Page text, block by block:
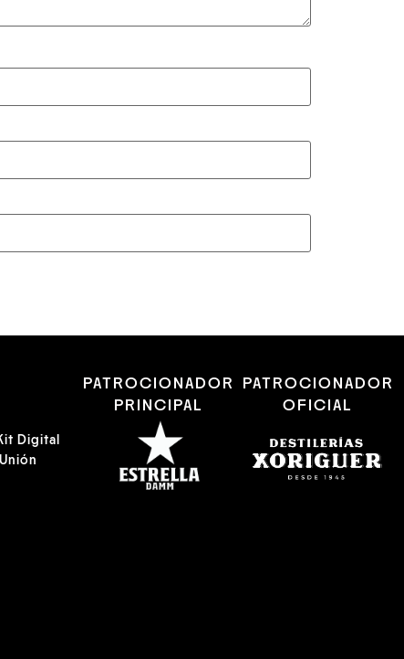
Digital
PATROCIONADOR
PRINCIPAL
PATROCIONADOR
OFICIAL